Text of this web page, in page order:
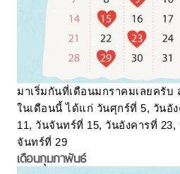
มาเริ่มกันที่เดือนมกราคมเลยครั
ในเดือนนี้ ได้แก่ วันศุกร์ที่ 5, วันอั
11, วันจันทร์ที่ 15, วันอังคารที่
จันทร์ที่ 29
เดือนกุมภาพันธ์